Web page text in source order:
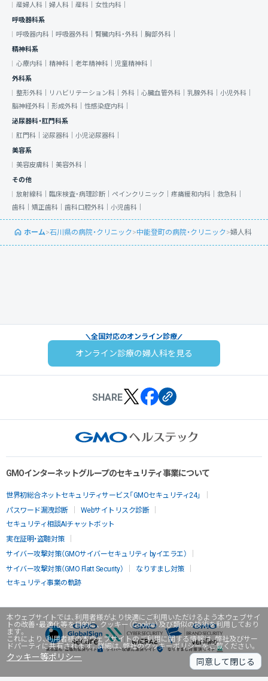
本ウェブサイトでは、利用者様がより快適にご利用いただけるよう本ウェブサイ
トの改善・最適化等を目的に、クッキー（Cookie）及び類似の技術を利用しており
ます。
これにより、利用者様の本ウェブサイトのご利用に関する情報は、弊社及びサー
ドパーティに共有されます。詳細は、弊社のクッキーポリシーをご覧ください。
クッキー等ポリシー 同意して閉じる
産婦人科｜ 婦人科｜ 産科｜ 女性内科｜
呼吸器科系
呼吸器内科｜ 呼吸器外科｜ 腎臓内科・外科｜ 胸部外科｜
精神科系
心療内科｜ 精神科｜ 老年精神科｜ 児童精神科｜
外科系
整形外科｜
リハビリテーション科｜ 外科｜ 心臓血管外科｜ 乳腺外科｜ 小児外科｜
脳神経外科｜ 形成外科｜ 性感染症内科｜
泌尿器科・肛門科系
肛門科｜ 泌尿器科｜ 小児泌尿器科｜
美容系
美容皮膚科｜ 美容外科｜
その他
放射線科｜ 臨床検査・病理診断｜ ペインクリニック｜ 疼痛緩和内科｜ 救急科｜
歯科｜ 矯正歯科｜ 歯科口腔外科｜ 小児歯科｜
ホーム>石川県の病院・クリニック>中能登町の病院・クリニック>婦人科
全国対応のオンライン診療
オンライン診療の婦人科を見る
SHARE
GMOインターネットグループのセキュリティ事業について
世界初総合ネットセキュリティサービス「GMOセキュリティ24」
パスワード漏洩診断
Webサイトリスク診断
セキュリティ相談AIチャットボット
実在証明・盗聴対策
サイバー攻撃対策（GMOサイバーセキュリティ byイエラエ）
サイバー攻撃対策（GMO Flatt Security）
なりすまし対策
セキュリティ事業の軌跡